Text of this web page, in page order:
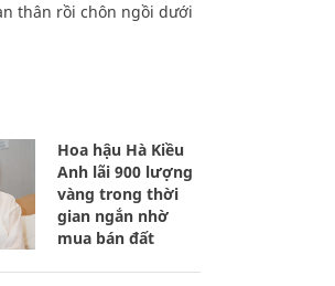
thân rồi chôn ngồi dưới
Hoa hậu Hà Kiều
Anh lãi 900 lượng
vàng trong thời
gian ngắn nhờ
mua bán đất